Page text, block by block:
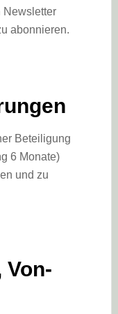
Newsletter
abonnieren.
Beteiligung
6 Monate)
und zu